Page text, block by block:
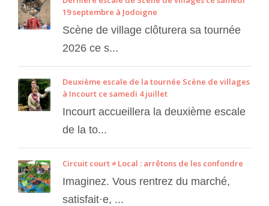
19 septembre à Jodoigne
Scène de village clôturera sa tournée
2026 ce s...
Deuxième escale de la tournée Scène de villages
à Incourt ce samedi 4 juillet
Incourt accueillera la deuxième escale
de la to...
Circuit court ≠ Local : arrêtons de les confondre
Imaginez. Vous rentrez du marché,
satisfait·e, ...